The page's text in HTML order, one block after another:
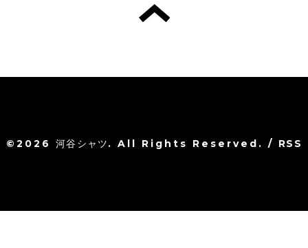
©2026河谷シャツ. All Rights Reserved. / RSS